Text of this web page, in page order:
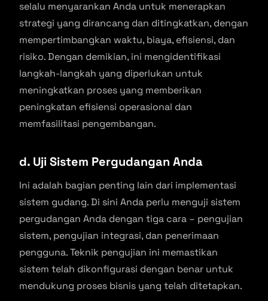
selalu menyarankan Anda untuk menerapkan
strategi yang dirancang dan ditingkatkan, dengan
mempertimbangkan waktu, biaya, efisiensi, dan
risiko. Dengan demikian, ini mengidentifikasi
langkah-langkah yang diperlukan untuk
meningkatkan proses yang memberikan
peningkatan efisiensi operasional dan
memfasilitasi pengembangan.
d. Uji Sistem Pergudangan Anda
Ini adalah bagian penting lain dari implementasi
sistem gudang. Di sini Anda perlu menguji sistem
pergudangan Anda dengan tiga cara – pengujian
sistem, pengujian integrasi, dan penerimaan
pengguna. Teknik pengujian ini memastikan
sistem telah dikonfigurasi dengan benar untuk
mendukung proses bisnis yang telah ditetapkan.